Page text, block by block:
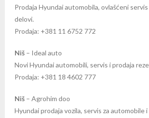
Prodaja Hyundai automobila, ovlašćeni
delovi.
Prodaja: +381 11 6752 772
Niš – Ideal auto
Novi Hyundai automobili, servis i prodaja
Prodaja: +381 18 4602 777
Niš – Agrohim doo
Hyundai prodaja vozila, servis za automobile